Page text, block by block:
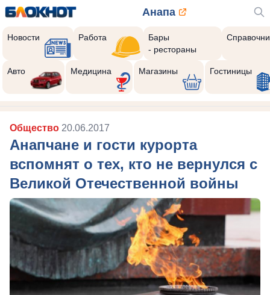
Анапа
Новости Работа
Бары
- рестораны
Авто Медицина Магазины Гостиницы
Общество 20.06.2017
Анапчане и гости курорта
вспомнят о тех, кто не вернулся с
Великой Отечественной войны